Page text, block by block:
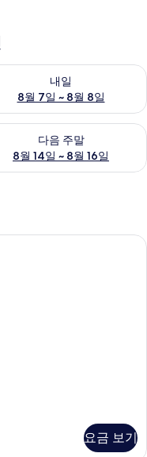
월 7일
내일
8월 7일 ~ 8월 8일
예약 가능 여부 확인, 8월
~ 8월 9일
다음 주말
8월 14일 ~ 8월 16일
말 예약 가능 여부 확인,
트윈룸, 싱글침대 2개 | 미니바,
요금 보기